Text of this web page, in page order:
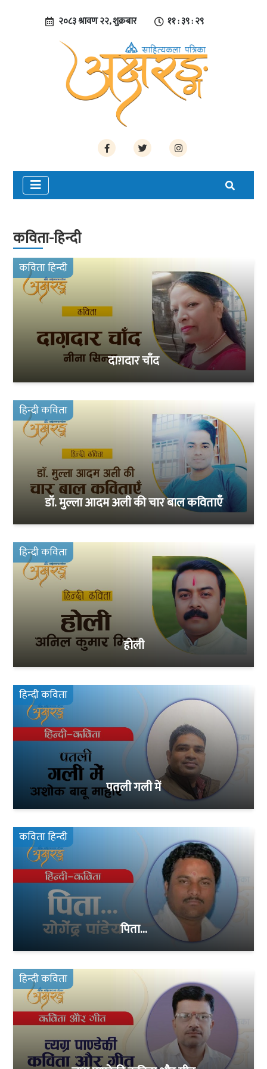
२०८३ श्रावण २२, शुक्रबार ११ : ३९ : ३०
कविता-हिन्दी
कविता हिन्दी
दाग़दार चाँद
हिन्दी कविता
डॉ. मुल्ला आदम अली की चार बाल कविताएँ
हिन्दी कविता
होली
हिन्दी कविता
पतली गली में
कविता हिन्दी
पिता…
हिन्दी कविता